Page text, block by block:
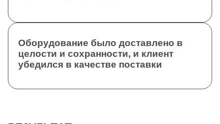
Оборудование было доставлено в
целости и сохранности, и клиент
убедился в качестве поставки